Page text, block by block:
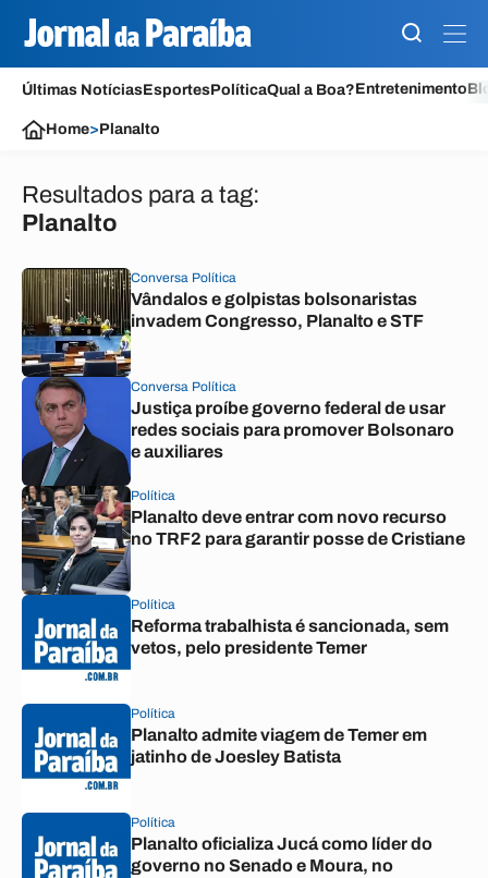
Últimas NotíciasEsportesPolíticaQual a Boa?Entretenimento
Home>Planalto
Resultados para a tag:
Planalto
Conversa Política
Vândalos e golpistas bolsonaristas
invadem Congresso, Planalto e STF
Conversa Política
Justiça proíbe governo federal de usar
redes sociais para promover Bolsonaro
e auxiliares
Política
Planalto deve entrar com novo recurso
no TRF2 para garantir posse de Cristiane
Política
Reforma trabalhista é sancionada, sem
vetos, pelo presidente Temer
Política
Planalto admite viagem de Temer em
jatinho de Joesley Batista
Política
Planalto oficializa Jucá como líder do
governo no Senado e Moura, no